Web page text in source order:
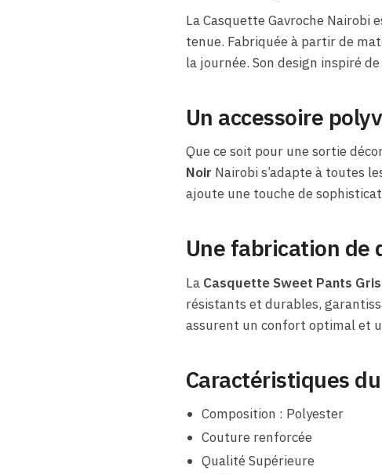
La Casquette Gavroche Nairobi
tenue. Fabriquée à partir de
la journée. Son design inspiré
Un accessoire
Que ce soit pour une sortie
Noir Nairobi s’adapte à toutes
ajoute une touche de
Une fabrication de
La Casquette Sweet Pants
résistants et durables,
assurent un confort optimal et
Caractéristiques
Composition : Polyester
Couture renforcée
Qualité Supérieure